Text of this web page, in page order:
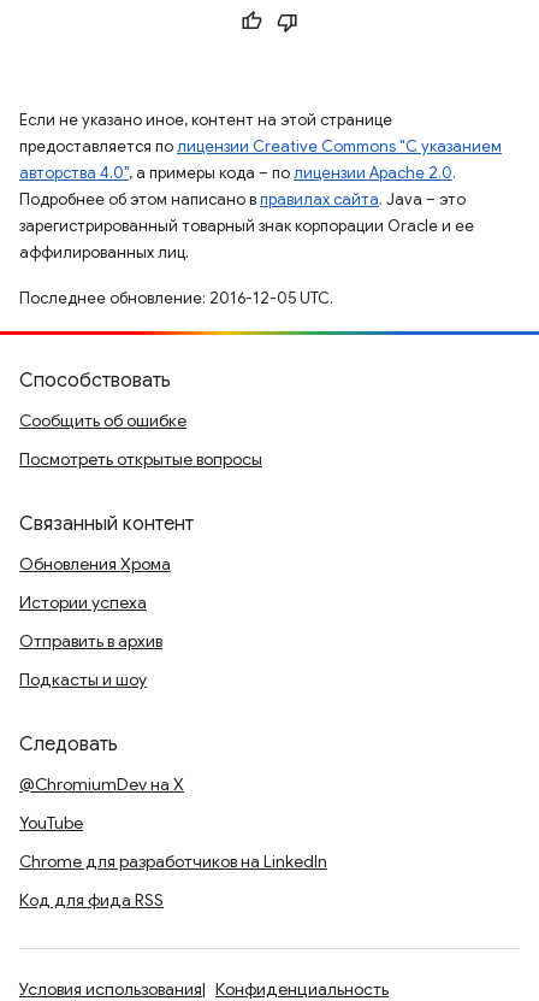
Если не указано иное, контент на этой странице
предоставляется полицензии Creative Commons "С указанием
авторства 4.0", а примеры кода – полицензии Apache 2.0.
Подробнее об этом написано вправилах сайта. Java – это
зарегистрированный товарный знак корпорации Oracle и ее
аффилированных лиц.
Последнее обновление: 2016-12-05 UTC.
Способствовать
Сообщить об ошибке
Посмотреть открытые вопросы
Связанный контент
Обновления Хрома
Истории успеха
Отправить в архив
Подкасты и шоу
Следовать
@ChromiumDev на X
YouTube
Chrome для разработчиков на LinkedIn
Код для фида RSS
Условия использования
Конфиденциальность